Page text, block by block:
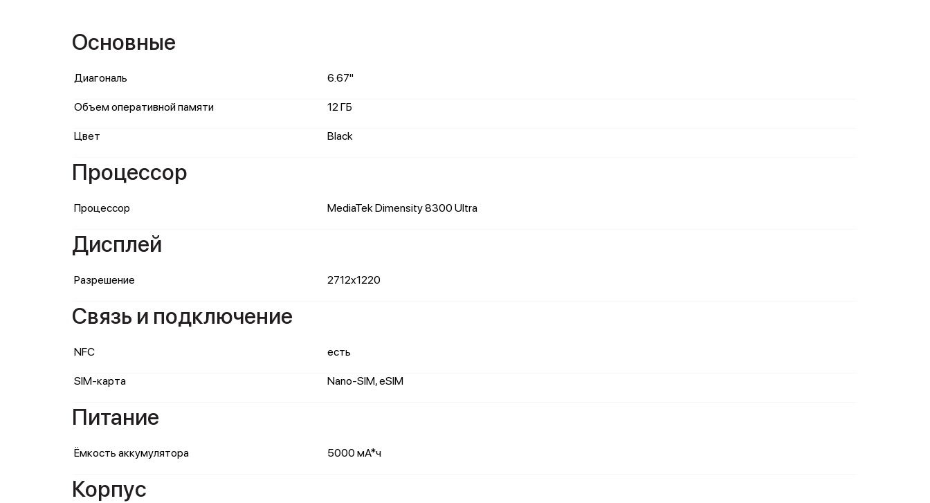
Основные
Диагональ 6.67"
Объем оперативной памяти 12 ГБ
Цвет Black
Процессор
Процессор MediaTek Dimensity 8300 Ultra
Дисплей
Разрешение 2712x1220
Связь и подключение
NFC есть
SIM-карта Nano-SIM, eSIM
Питание
Ёмкость аккумулятора 5000 мА*ч
Корпус